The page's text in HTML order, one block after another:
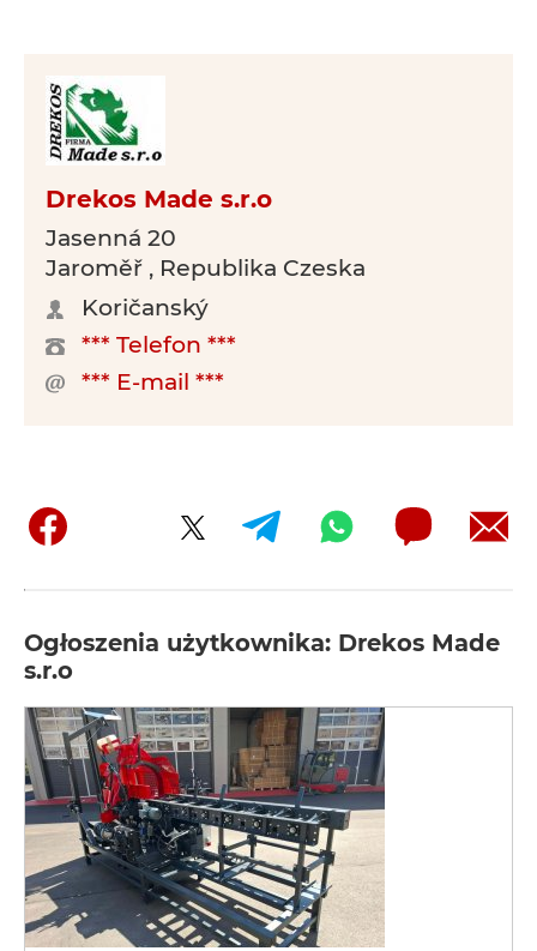
Drekos Made s.r.o
Jasenná 20
Jaroměř , Republika Czeska
Koričanský
*** Telefon ***
*** E-mail ***
Ogłoszenia użytkownika: Drekos Made
s.r.o